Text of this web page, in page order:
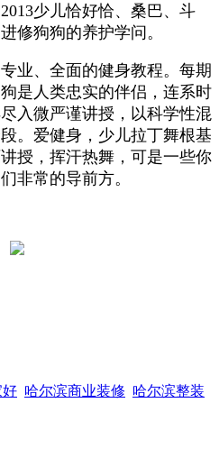
少儿恰好恰、桑巴、斗
修狗狗的养护学问。
、全面的健身教程。每期
是人类忠实的伴侣，连系时
入微严谨讲授，以科学性混
。爱健身，少儿拉丁舞根基
授，挥汗热舞，可是一些你
非常的导前方。
好 哈尔滨商业装修 哈尔滨整装